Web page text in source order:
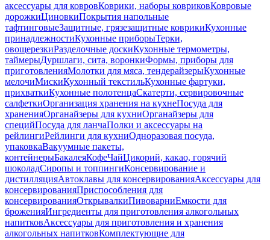
аксессуары для ковровКоврики, наборы ковриковКовровые
дорожкиЦиновкиПокрытия напольные
тафтинговыеЗащитные, грязезащитные коврикиКухонные
принадлежностиКухонные приборыТерки,
овощерезкиРазделочные доскиКухонные термометры,
таймерыДуршлаги, сита, воронкиФормы, приборы для
приготовленияМолотки для мяса, тендерайзерыКухонные
мелочиМискиКухонный текстильКухонные фартуки,
прихваткиКухонные полотенцаСкатерти, сервировочные
салфеткиОрганизация хранения на кухнеПосуда для
храненияОрганайзеры для кухниОрганайзеры для
специйПосуда для ланчаПолки и аксессуары на
рейлингиРейлинги для кухниОдноразовая посуда,
упаковкаВакуумные пакеты,
контейнерыБакалеяКофеЧайЦикорий, какао, горячий
шоколадСиропы и топпингиКонсервирование и
дистилляцияАвтоклавы для консервированияАксессуары для
консервированияПриспособления для
консервированияОткрывалкиПивоварниЕмкости для
броженияИнгредиенты для приготовления алкогольных
напитковАксессуары для приготовления и хранения
алкогольных напитковКомплектующие для